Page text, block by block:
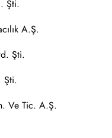
Şti.
A.Ş.
Şti.
Şti.
Ve Tic. A.Ş.